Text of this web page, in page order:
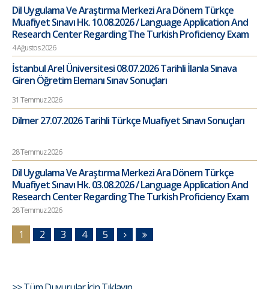
Dil Uygulama Ve Araştırma Merkezi Ara Dönem Türkçe
Muafiyet Sınavı Hk. 10.08.2026 / Language Application And
Research Center Regarding The Turkish Proficiency Exam
4 Ağustos 2026
İstanbul Arel Üniversitesi 08.07.2026 Tarihli İlanla Sınava
Giren Öğretim Elemanı Sınav Sonuçları
31 Temmuz 2026
Dilmer 27.07.2026 Tarihli Türkçe Muafiyet Sınavı Sonuçları
28 Temmuz 2026
Dil Uygulama Ve Araştırma Merkezi Ara Dönem Türkçe
Muafiyet Sınavı Hk. 03.08.2026 / Language Application And
Research Center Regarding The Turkish Proficiency Exam
28 Temmuz 2026
1 2 3 4 5